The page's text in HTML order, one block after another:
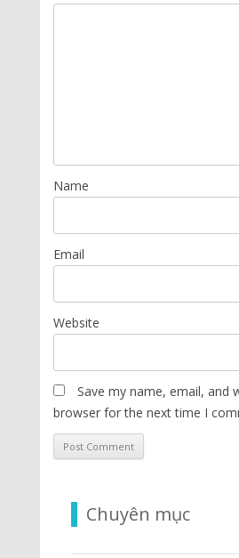
Name
Email
Website
Save my name, email, and
browser for the next time I
Chuyên mục